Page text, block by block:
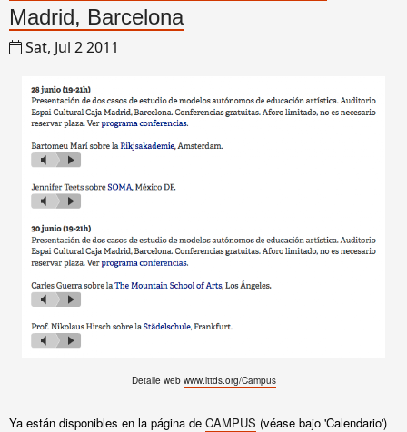
Madrid, Barcelona
Sat, Jul 2 2011
Detalle web www.lttds.org/Campus
Ya están disponibles en la página de CAMPUS (véase bajo 'Calendario')